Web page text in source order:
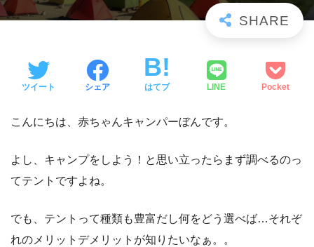
ツイート シェア はてブ LINE Pocket
こんにちは、赤ちゃんキャンパーぼんです。
よし、キャンプをしよう！と思い立ったらまず調べるのっ
てテントですよね。
でも、テントって種類も豊富だし何をどう選べば…それぞ
れのメリットデメリットが知りたいなぁ。。